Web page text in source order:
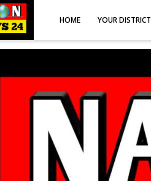
HOME YOUR DISTRICT